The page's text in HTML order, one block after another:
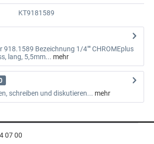
KT9181589
918.1589 Bezeichnung 1/4"" CHROMEplus
lang, 5,5mm... mehr
schreiben und diskutieren... mehr
07 00